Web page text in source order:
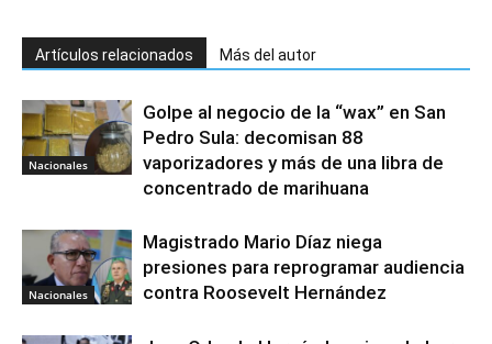
Artículos relacionados Más del autor
Nacionales
Golpe al negocio de la “wax” en San
Pedro Sula: decomisan 88
vaporizadores y más de una libra de
concentrado de marihuana
Nacionales
Magistrado Mario Díaz niega
presiones para reprogramar audiencia
contra Roosevelt Hernández